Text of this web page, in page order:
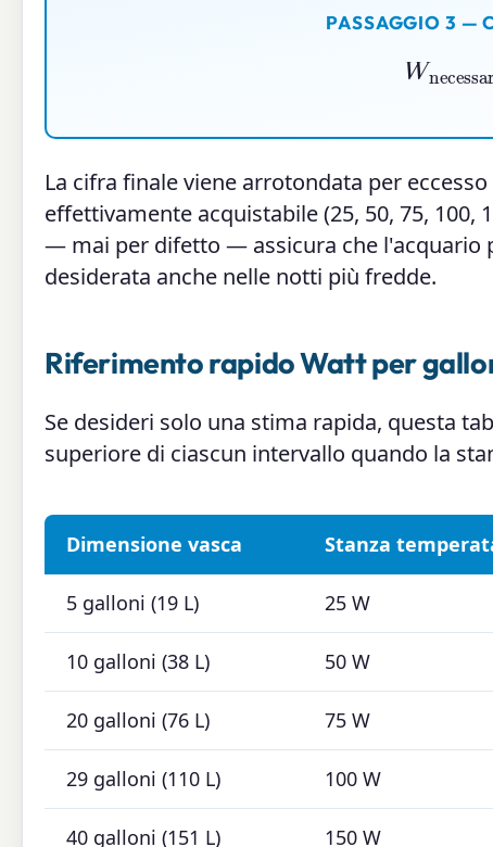
PASSAGGIO 3 —
La cifra finale viene arrotondata per
effettivamente acquistabile (25, 50, 75, 100,
— mai per difetto — assicura che l'acquario
desiderata anche nelle notti più fredde.
Riferimento rapido Watt per
Se desideri solo una stima rapida, questa
superiore di ciascun intervallo quando la
Dimensione vasca Stanza
5 galloni (19 L) 25 W
10 galloni (38 L) 50 W
20 galloni (76 L) 75 W
29 galloni (110 L) 100 W
40 galloni (151 L) 150 W